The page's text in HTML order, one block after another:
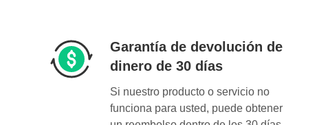
Garantía de devolución de
dinero de 30 días
Si nuestro producto o servicio no
funciona para usted, puede obtener